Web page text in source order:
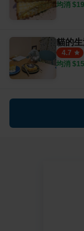
均消 $
貓的
4.7
均消 $